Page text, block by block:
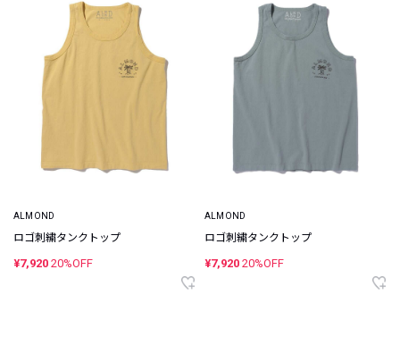
ALMOND
ロゴ刺繍タンクトップ
¥7,920 20%OFF
ALMOND
ロゴ刺繍タンクトップ
¥7,920 20%OFF